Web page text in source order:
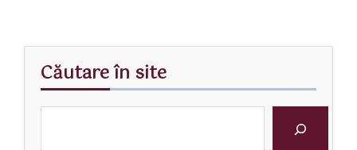
Căutare în site